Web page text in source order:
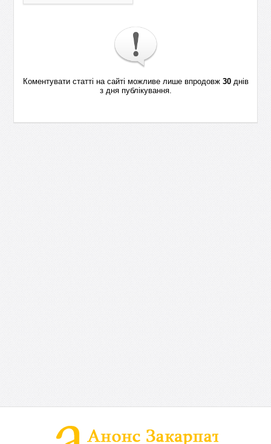
Коментувати статті на сайті можливе лише впродовж 30днів
з дня публікування.